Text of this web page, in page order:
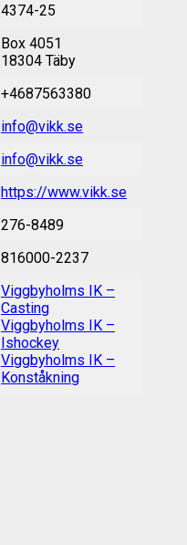
4374-25
Box 4051
18304 Täby
+4687563380
info@vikk.se
info@vikk.se
https://www.vikk.se
276-8489
816000-2237
Viggbyholms IK –
Casting
Viggbyholms IK –
Ishockey
Viggbyholms IK –
Konståkning